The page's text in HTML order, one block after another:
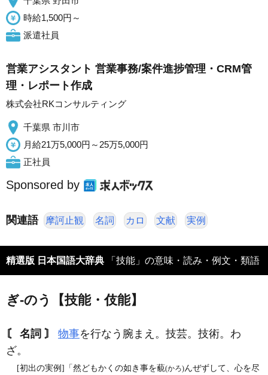
時給1,500円～
派遣社員
営業アシスタント 営業事務/案件進捗管理・CRM管
理・レポート作成
株式会社RKコンサルティング
千葉県 市川市
月給21万5,000円～25万5,000円
正社員
Sponsored by
関連語 摩訶止観 名詞 カロ 文献 実例
精選版 日本国語大辞典 「技能」の意味・読み・例文・類語
ぎ‐のう【技能・伎能】
〘 名詞 〙 物事を行なう腕まえ。技芸。技術。わ
ざ。
[初出の実例]「然どもかくの如き事を藐(かろ)んぜずして、心を尽